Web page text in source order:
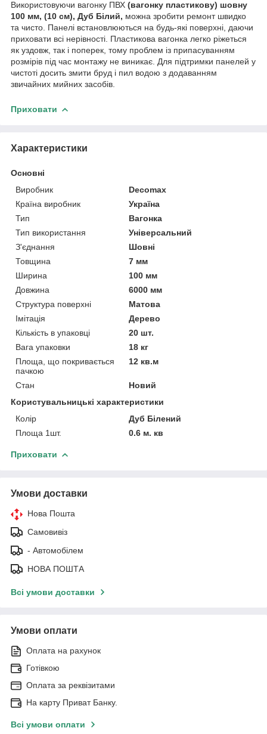
Використовуючи вагонку ПВХ (вагонку пластикову) шовну
100 мм, (10 см), Дуб Білий, можна зробити ремонт швидко
та чисто. Панелі встановлюються на будь-які поверхні, даючи
приховати всі нерівності. Пластикова вагонка легко ріжеться
як уздовж, так і поперек, тому проблем із припасуванням
розмірів під час монтажу не виникає. Для підтримки панелей у
чистоті досить змити бруд і пил водою з додаванням
звичайних мийних засобів.
Приховати
Характеристики
Основні
Виробник
Decomax
Країна виробник
Україна
Тип
Вагонка
Тип використання
Універсальний
З'єднання
Шовні
Товщина
7 мм
Ширина
100 мм
Довжина
6000 мм
Структура поверхні
Матова
Імітація
Дерево
Кількість в упаковці
20 шт.
Вага упаковки
18 кг
Площа, що покривається
пачкою
12 кв.м
Стан
Новий
Користувальницькі характеристики
Колір
Дуб Білений
Площа 1шт.
0.6 м. кв
Приховати
Умови доставки
Нова Пошта
Самовивіз
- Автомобілем
НОВА ПОШТА
Всі умови доставки
Умови оплати
Оплата на рахунок
Готівкою
Оплата за реквізитами
На карту Приват Банку.
Всі умови оплати